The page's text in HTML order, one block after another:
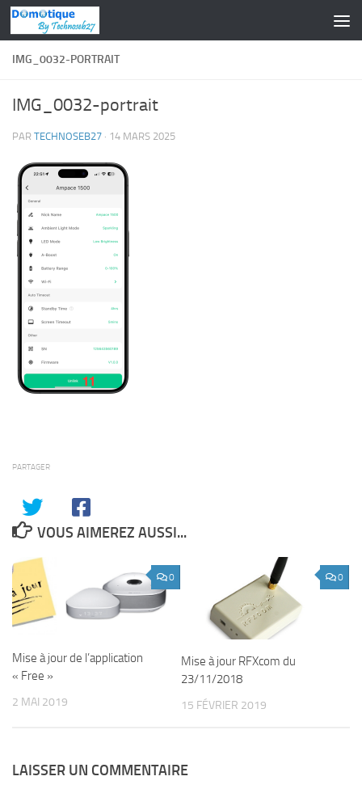
Skip to content
IMG_0032-PORTRAIT
IMG_0032-portrait
PAR TECHNOSEB27 · 14 MARS 2025
PARTAGER
VOUS AIMEREZ AUSSI...
0
Mise à jour de l’application
« Free »
2 MAI 2019
0
Mise à jour RFXcom du
23/11/2018
15 FÉVRIER 2019
LAISSER UN COMMENTAIRE